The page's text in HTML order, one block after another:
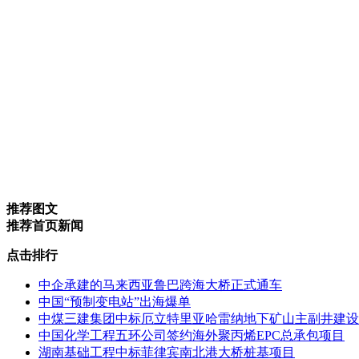
推荐图文
推荐首页新闻
点击排行
中企承建的马来西亚鲁巴跨海大桥正式通车
中国“预制变电站”出海爆单
中煤三建集团中标厄立特里亚哈雷纳地下矿山主副井建
中国化学工程五环公司签约海外聚丙烯EPC总承包项目
湖南基础工程中标菲律宾南北港大桥桩基项目